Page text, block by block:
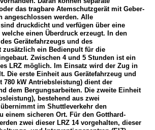
das tragbare Atemschutzgerät mit Geber-
angeschlossen werden. Alle
druckdicht und verfügen über eine
einen Überdruck erzeugt. In den
Gerätefahrzeugs und des
zusätzlich ein Bedienpult für die
Zwischen 4 und 5 Stunden ist ein
LRZ möglich. Im Einsatz wird der Zug in
Die erste Einheit aus Gerätefahrzeug und
780 kW Antriebsleistung) dient der
dem Bergungsarbeiten. Die zweite Einheit
bestehend aus zwei
im Shuttleverkehr den
einem sicheren Ort. Für den Gotthard-
zwei dieser LRZ 14 vorgehalten, dieser